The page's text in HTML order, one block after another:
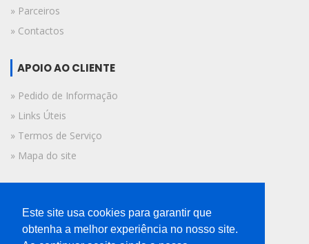
» Parceiros
» Contactos
APOIO AO CLIENTE
» Pedido de Informação
» Links Úteis
» Termos de Serviço
» Mapa do site
© 2019 A Voz do Algarve.
Todos os direitos reservados.
Este site usa cookies para garantir que
obtenha a melhor experiência no nosso site.